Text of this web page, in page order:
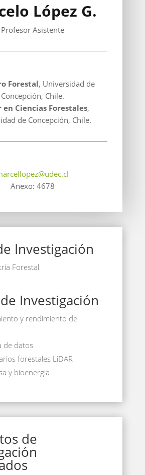
López G.
Profesor Asistente
Forestal, Universidad de
Concepción, Chile.
en Ciencias Forestales,
de Concepción, Chile.
Anexo: 4678
Investigación
Forestal
Investigación
y rendimiento de
de datos
forestales LiDAR
y bioenergía
de